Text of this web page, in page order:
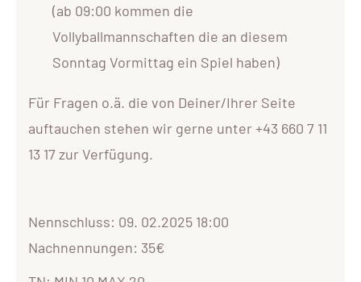
(ab 09:00 kommen die
Vollyballmannschaften die an diesem
Sonntag Vormittag ein Spiel haben)
Für Fragen o.ä. die von Deiner/Ihrer Seite
auftauchen stehen wir gerne unter +43 660 7 11
13 17 zur Verfügung.
Nennschluss: 09. 02.2025 18:00
Nachnennungen: 35€